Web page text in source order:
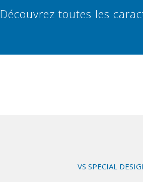
Découvrez toutes les
VS SPECIAL